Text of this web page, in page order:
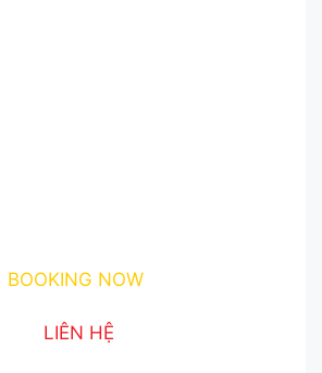
BOOKING NOW
LIÊN HỆ